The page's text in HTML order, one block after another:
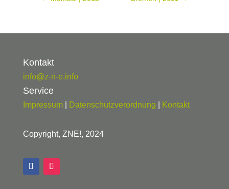
Kontakt
info@z-n-e.info
Service
Impressum| Datenschutzverordnung Kontakt
Copyright, ZNE!, 2024